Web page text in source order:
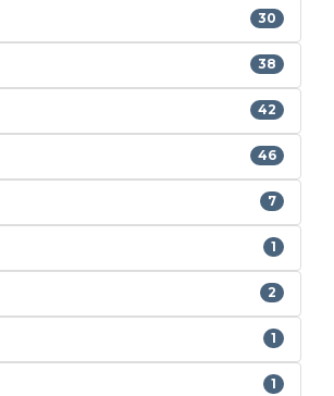
30
38
42
46
7
1
2
1
1